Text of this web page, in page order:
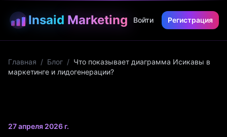
Insaid Marketing Войти Регистрация
Главная / Блог / Что показывает диаграмма Исикавы в
маркетинге и лидогенерации?
27 апреля 2026 г.